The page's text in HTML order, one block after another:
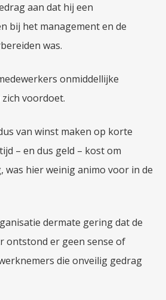
aan dat hij een
bij het management en de
was.
onmiddellijke
voordoet.
van winst maken op korte
– en dus geld – kost om
hier weinig animo voor in de
dermate gering dat de
ontstond er geen sense of
die onveilig gedrag